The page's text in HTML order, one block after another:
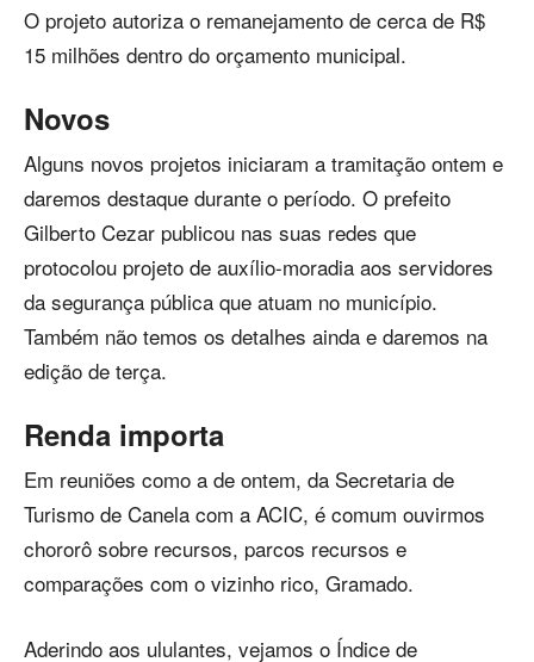
O projeto autoriza o remanejamento de cerca de R$
15 milhões dentro do orçamento municipal.
Novos
Alguns novos projetos iniciaram a tramitação ontem e
daremos destaque durante o período. O prefeito
Gilberto Cezar publicou nas suas redes que
protocolou projeto de auxílio-moradia aos servidores
da segurança pública que atuam no município.
Também não temos os detalhes ainda e daremos na
edição de terça.
Renda importa
Em reuniões como a de ontem, da Secretaria de
Turismo de Canela com a ACIC, é comum ouvirmos
chororô sobre recursos, parcos recursos e
comparações com o vizinho rico, Gramado.
Aderindo aos ululantes, vejamos o Índice de